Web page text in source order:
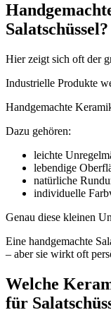
Salatschüssel?
Hier zeigt sich oft der
Industrielle Produkte
Handgemachte
Dazu gehören:
leichte
lebendige
natürliche
individuelle
Genau diese kleinen
Eine handgemachte
– aber sie wirkt oft
Welche
für